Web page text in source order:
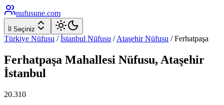
nufusune.com
İl Seçiniz
Türkiye Nüfusu / İstanbul Nüfusu / AtaşehirNüfusu /Ferhatpaşa
Ferhatpaşa Mahallesi Nüfusu, Ataşehir
İstanbul
20.310